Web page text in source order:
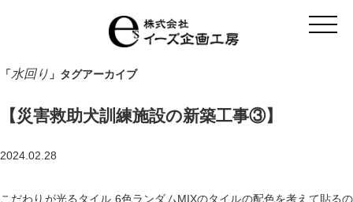
t
o
「水回り 」タグアーカイブ
【災害救助犬訓練施設の新築工事③】
2024.02.28
こだわりが光るタイル 6色ランダムMIXのタイルの配色を考えて貼るの